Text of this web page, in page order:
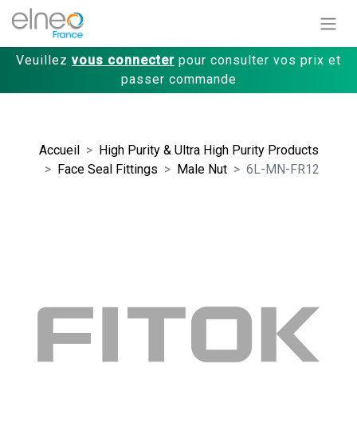
Veuillez vous connecter pour consulter vos prix et
passer commande
Accueil
High Purity & Ultra High Purity Products
Face Seal Fittings
Male Nut 6L-MN-FR12